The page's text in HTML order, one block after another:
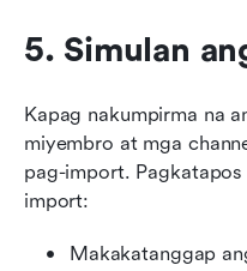
5. Simulan
Kapag nakumpirma na
miyembro at mga
pag-import.
import:
Makakatanggap